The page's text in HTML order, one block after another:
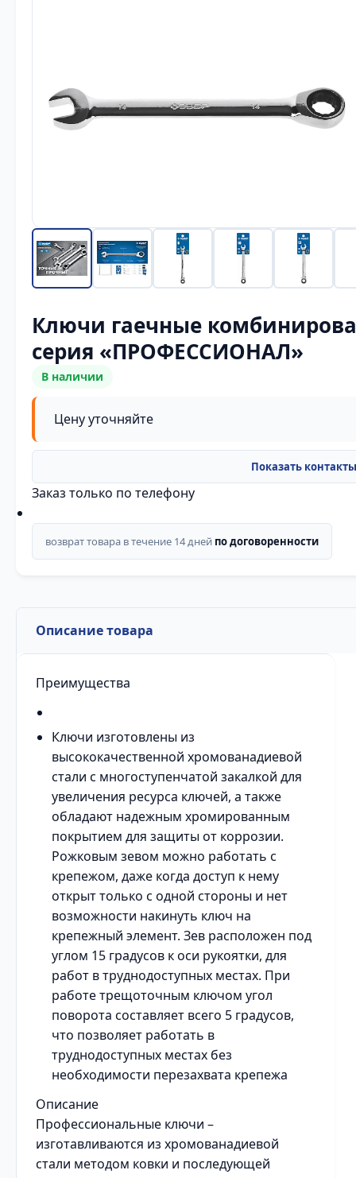
Ключи гаечные
серия «ПРОФЕССИОНАЛ»
В наличии
Цену уточняйте
Заказ только по телефону
возврат товара в течение 14 дней по договоренности
Описание товара
Преимущества
Ключи изготовлены из
высококачественной хромованадиевой
стали с многоступенчатой закалкой для
увеличения ресурса ключей, а также
обладают надежным хромированным
покрытием для защиты от коррозии.
Рожковым зевом можно работать с
крепежом, даже когда доступ к нему
открыт только с одной стороны и нет
возможности накинуть ключ на
крепежный элемент. Зев расположен под
углом 15 градусов к оси рукоятки, для
работ в труднодоступных местах. При
работе трещоточным ключом угол
поворота составляет всего 5 градусов,
что позволяет работать в
труднодоступных местах без
необходимости перезахвата крепежа
Описание
Профессиональные ключи –
изготавливаются из хромованадиевой
стали методом ковки и последующей